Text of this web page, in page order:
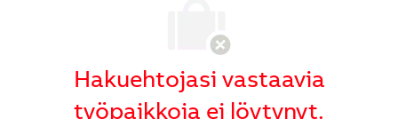
Hakuehtojasi vastaavia
työpaikkoja ei löytynyt.